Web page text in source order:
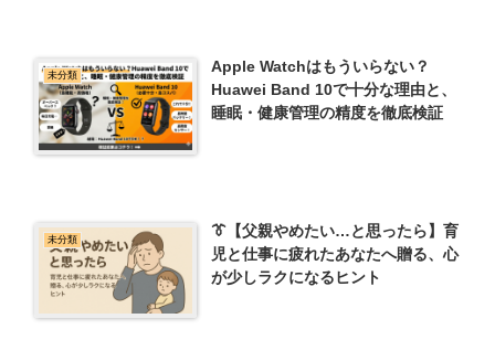
未分類
Apple Watchはもういらない？
Huawei Band 10で十分な理由と、
睡眠・健康管理の精度を徹底検証
未分類
👔【父親やめたい…と思ったら】育
児と仕事に疲れたあなたへ贈る、心
が少しラクになるヒント